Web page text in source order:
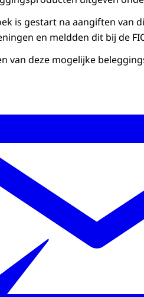
is gestart na aangiften van
en meldden dit bij de
van deze mogelijke